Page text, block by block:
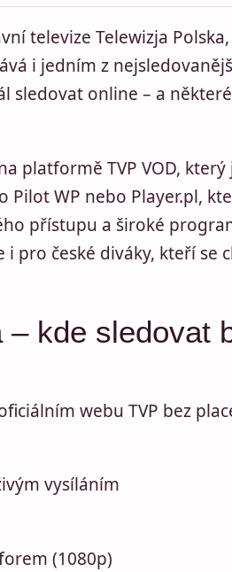
televize Telewizja
i jedním z
online – a
platformě TVP VOD,
Pilot WP nebo Player.pl,
přístupu a široké
pro české diváky, kteří se
kde sledovat
webu TVP bez
vysíláním
(1080p)